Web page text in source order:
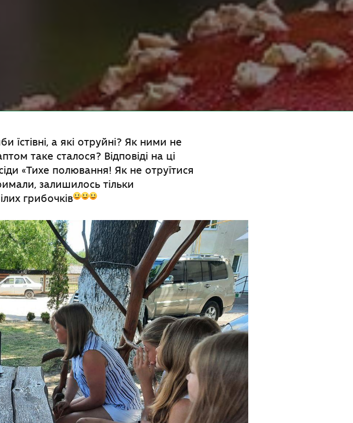
їстівні, а які отруйні? Як ними не
таке сталося? Відповіді на ці
«Тихе полювання! Як не отруїтися
залишилось тільки
грибочків